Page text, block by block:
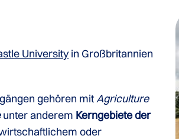
Universityin Großbritannien
gehören mitAgriculture
unter anderem Kerngebiete der
oder